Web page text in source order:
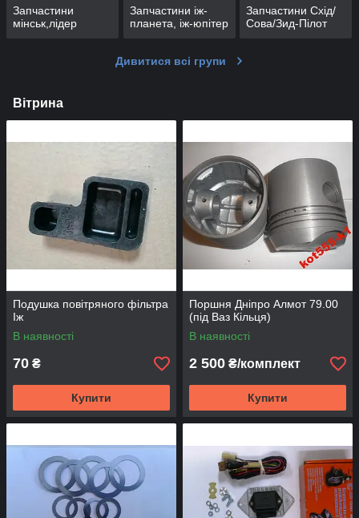
Запчастини
мінськ,лідер
Запчастини іж-
планета, іж-юпітер
Запчастини Схід/
Сова/Зид-Пілот
Дивитися всі групи
Вітрина
Подушка повітряного фільтра
Іж
В наявності
70 ₴
Купити
Поршня Дніпро Алмот 79.00
(під Ваз Кільця)
В наявності
2 500 ₴/комплект
Купити